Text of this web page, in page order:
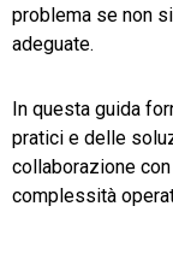
problema se non
adeguate.
In questa guida
pratici e delle
collaborazione
complessità